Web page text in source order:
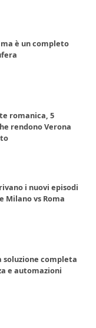
è un completo
romanica, 5
rendono Verona
i nuovi episodi
Milano vs Roma
soluzione completa
e automazioni